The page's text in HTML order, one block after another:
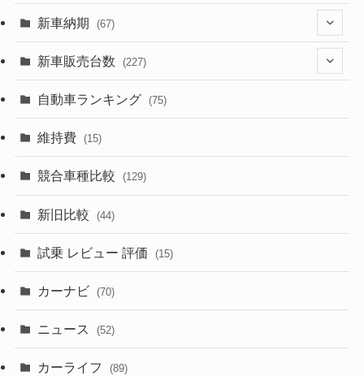
(329)
(357)
(328)
(253)
(242)
(85)
(84)
(50)
(43)
(6)
(58)
(28)
(27)
新車納期 (67)
(28)
(8)
(3)
(3)
新車販売台数 (227)
(21)
(5)
(7)
自動車ランキング (75)
維持費 (15)
競合車種比較 (129)
新旧比較 (44)
試乗 レビュー 評価 (15)
カーナビ (70)
ニュース (52)
カーライフ (89)